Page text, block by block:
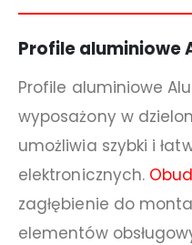
Profile aluminiowe
Profile aluminiowe
wyposażony w
umożliwia szybki i
elektronicznych.
zagłębienie do
elementów